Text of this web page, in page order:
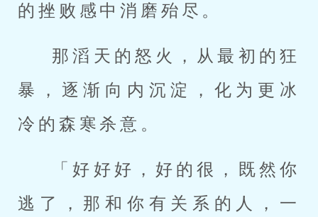
的挫败感中消磨殆尽。
那滔天的怒火，从最初的狂
暴，逐渐向内沉淀，化为更冰
冷的森寒杀意。
「好好好，好的很，既然你
逃了，那和你有关系的人，一